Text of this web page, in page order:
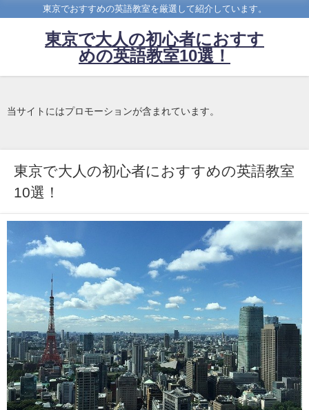
東京でおすすめの英語教室を厳選して紹介しています。
東京で大人の初心者におすす
めの英語教室10選！
当サイトにはプロモーションが含まれています。
東京で大人の初心者におすすめの英語教室
10選！